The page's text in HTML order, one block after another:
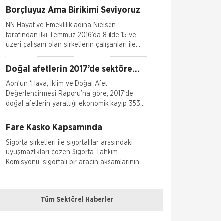
Borçluyuz Ama Birikimi Seviyoruz
NN Hayat ve Emeklilik adına Nielsen
tarafından ilki Temmuz 2016’da 8 ilde 15 ve
üzeri çalışanı olan şirketlerin çalışanları ile
yapılan geniş çaplı otomatik
Doğal afetlerin 2017’de sektöre
faturası 134 milyar dolar
Aon’un ‘Hava, İklim ve Doğal Afet
Değerlendirmesi Raporu’na göre, 2017’de
doğal afetlerin yarattığı ekonomik kayıp 353
milyar dolara ulaşırken, bu kayıplar i&cc
Fare Kasko Kapsamında
Sigorta şirketleri ile sigortalılar arasındaki
uyuşmazlıkları çözen Sigorta Tahkim
Komisyonu, sigortalı bir aracın aksamlarının
fare tarafından kemirilmesi nedeniyle sigorta
Erkekler Güvence Arıyor
Bireysel emeklilik ve hayat sigortası şirketi
Tüm Sektörel Haberler